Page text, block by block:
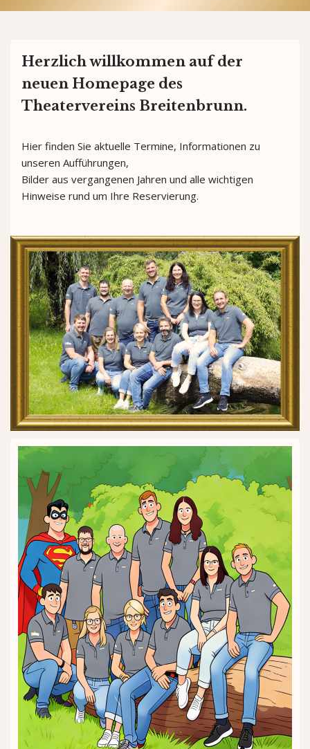
Herzlich willkommen auf der
neuen Homepage des
Theatervereins Breitenbrunn.
Hier finden Sie aktuelle Termine, Informationen zu
unseren Aufführungen,
Bilder aus vergangenen Jahren und alle wichtigen
Hinweise rund um Ihre Reservierung.